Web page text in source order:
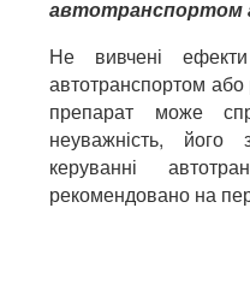
автотранспортом
Не вивчені
автотранспортом
препарат може
неуважність,
керуванні
рекомендовано на